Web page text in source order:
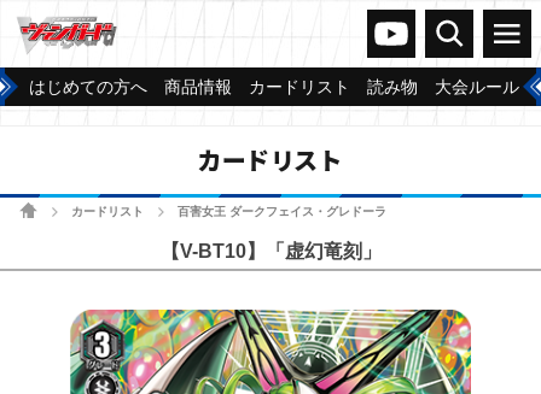
ヴァンガードch
検索 メニュー
はじめての方へ 商品情報 カードリスト 読み物 大会ルール
カードリスト
ホームカードリスト 百害女王 ダークフェイス・グレドーラ
【V-BT10】「虚幻竜刻」